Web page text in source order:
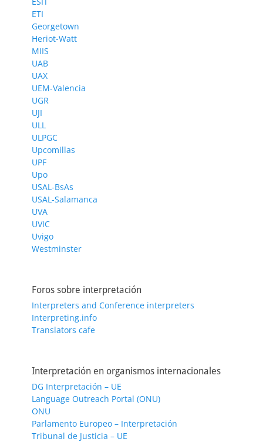
ETI
Georgetown
Heriot-Watt
MIIS
UAB
UAX
UEM-Valencia
UGR
UJI
ULL
ULPGC
Upcomillas
UPF
Upo
USAL-BsAs
USAL-Salamanca
UVA
UVIC
Uvigo
Westminster
Foros sobre interpretación
Interpreters and Conference interpreters
Interpreting.info
Translators cafe
Interpretación en organismos internacionales
DG Interpretación – UE
Language Outreach Portal (ONU)
ONU
Parlamento Europeo – Interpretación
Tribunal de Justicia – UE